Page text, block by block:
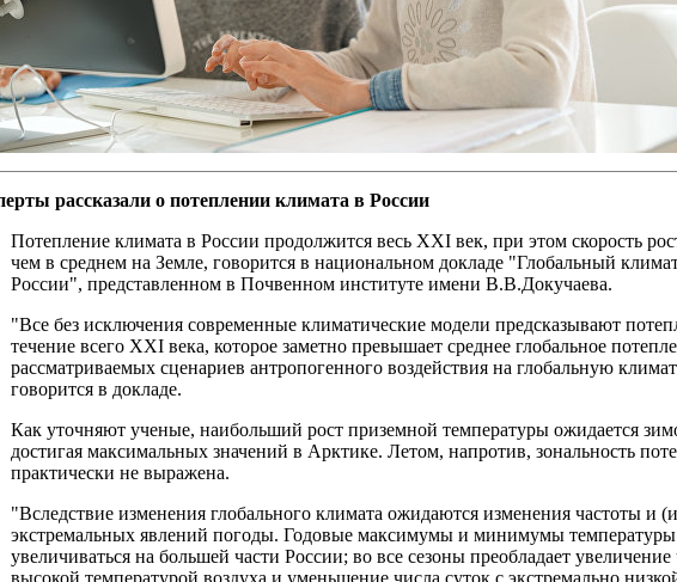
рассказали о потеплении климата в России
Потепление климата в России продолжится весь XXI век, при этом скорость
чем в среднем на Земле, говорится в национальном докладе "Глобальный
России", представленном в Почвенном институте имени В.В.Докучаева.
"Все без исключения современные климатические модели предсказывают
течение всего XXI века, которое заметно превышает среднее глобальное
рассматриваемых сценариев антропогенного воздействия на глобальную
говорится в докладе.
Как уточняют ученые, наибольший рост приземной температуры ожидается
достигая максимальных значений в Арктике. Летом, напротив, зональность
практически не выражена.
"Вследствие изменения глобального климата ожидаются изменения частоты и
экстремальных явлений погоды. Годовые максимумы и минимумы температуры
увеличиваться на большей части России; во все сезоны преобладает